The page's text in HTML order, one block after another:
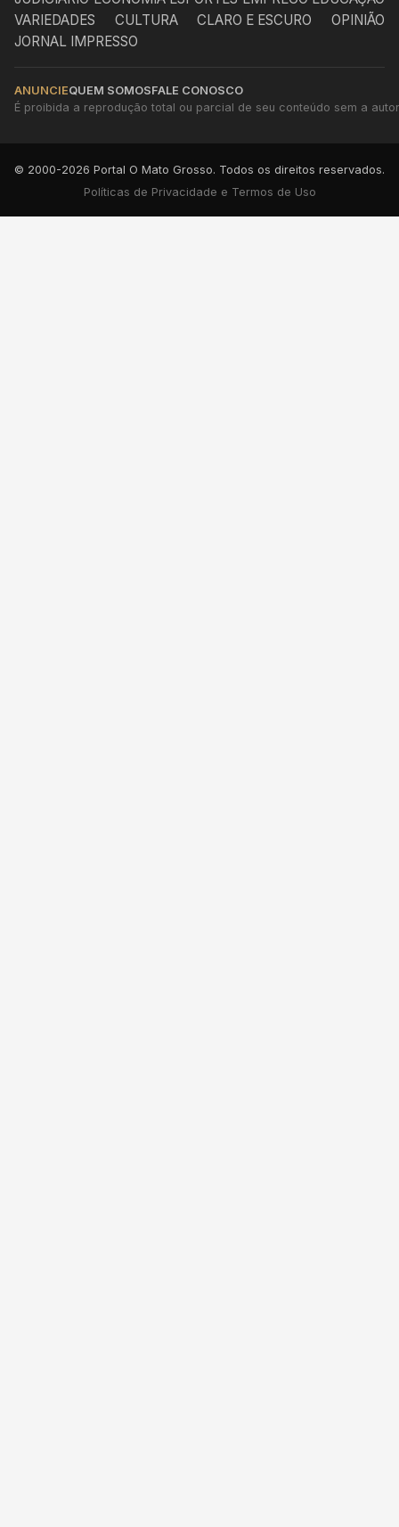
VARIEDADES
CULTURA CLARO E ESCURO
OPINIÃO
JORNAL IMPRESSO
ANUNCIEQUEM SOMOSFALE CONOSCO
É proibida a reprodução total ou parcial de seu conteúdo sem a
© 2000-2026 Portal O Mato Grosso. Todos os direitos reservados.
Políticas de Privacidade e Termos de Uso